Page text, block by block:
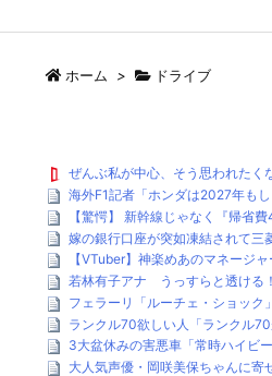
ホーム > ドライブ
ぜんぶ私が中心、そう思われたく
海外F1記者「ホンダは2027年も
【驚愕】 新幹線じゃなく『帰省
嫁の銀行口座が突如凍結されて
【VTuber】神楽めあのマネージ
若林有子アナ うっすらと透ける
フェラーリ「ルーチェ・ショッ
ランクル70欲しい人「ランクル
3大盆休みの害悪車「常時ハイビ
大人気声優・岡咲美保ちゃんに寄